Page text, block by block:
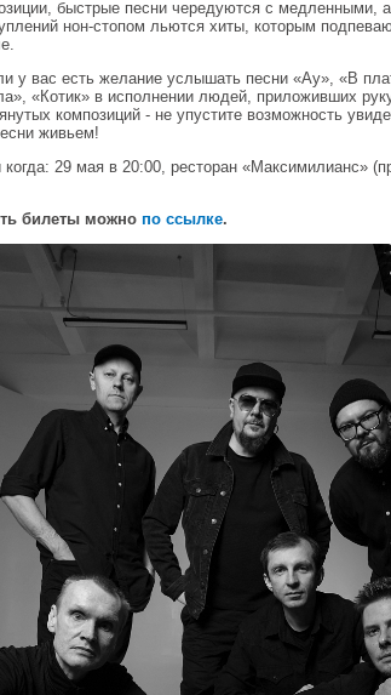
быстрые песни чередуются с медленными,
нон-стопом льются хиты, которым
у вас есть желание услышать песни «Ау», «В
«Котик» в исполнении людей, приложивших
композиций - не упустите возможность
живьем!
когда: 29 мая в 20:00, ресторан «Максимилианс»
билеты можно по ссылке.